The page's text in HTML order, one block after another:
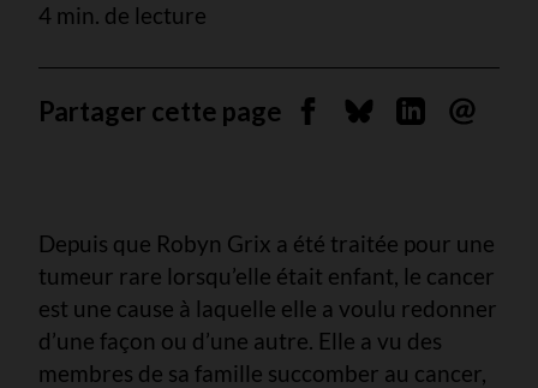
4 min. de lecture
Partager cette page Partager sur Facebook
Partager sur
Partager sur
Depuis que Robyn Grix a été traitée pour une
tumeur rare lorsqu’elle était enfant, le cancer
est une cause à laquelle elle a voulu redonner
d’une façon ou d’une autre. Elle a vu des
membres de sa famille succomber au cancer,